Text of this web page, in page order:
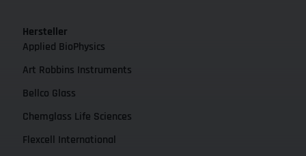
Hersteller
Applied BioPhysics
Art Robbins Instruments
Bellco Glass
Chemglass Life Sciences
Flexcell International